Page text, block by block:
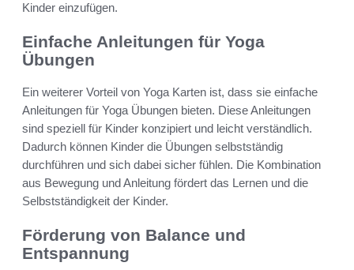
Kinder einzufügen.
Einfache Anleitungen für Yoga
Übungen
Ein weiterer Vorteil von Yoga Karten ist, dass sie einfache
Anleitungen für Yoga Übungen bieten. Diese Anleitungen
sind speziell für Kinder konzipiert und leicht verständlich.
Dadurch können Kinder die Übungen selbstständig
durchführen und sich dabei sicher fühlen. Die Kombination
aus Bewegung und Anleitung fördert das Lernen und die
Selbstständigkeit der Kinder.
Förderung von Balance und
Entspannung